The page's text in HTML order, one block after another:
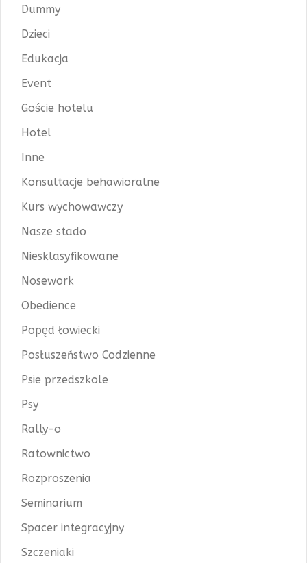
Dummy
Dzieci
Edukacja
Event
Goście hotelu
Hotel
Inne
Konsultacje behawioralne
Kurs wychowawczy
Nasze stado
Niesklasyfikowane
Nosework
Obedience
Popęd łowiecki
Posłuszeństwo Codzienne
Psie przedszkole
Psy
Rally-o
Ratownictwo
Rozproszenia
Seminarium
Spacer integracyjny
Szczeniaki